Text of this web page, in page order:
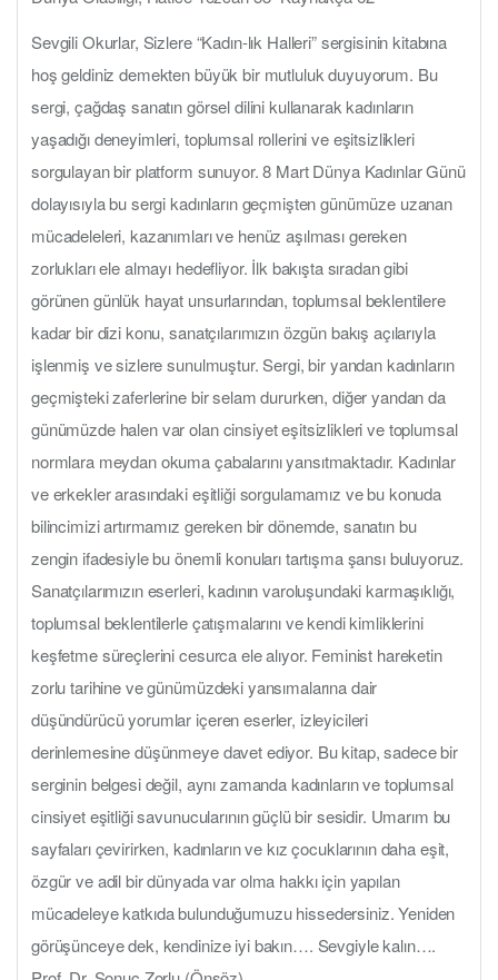
Sevgili Okurlar, Sizlere “Kadın-lık Halleri” sergisinin kitabına
hoş geldiniz demekten büyük bir mutluluk duyuyorum. Bu
sergi, çağdaş sanatın görsel dilini kullanarak kadınların
yaşadığı deneyimleri, toplumsal rollerini ve eşitsizlikleri
sorgulayan bir platform sunuyor. 8 Mart Dünya Kadınlar Günü
dolayısıyla bu sergi kadınların geçmişten günümüze uzanan
mücadeleleri, kazanımları ve henüz aşılması gereken
zorlukları ele almayı hedefliyor. İlk bakışta sıradan gibi
görünen günlük hayat unsurlarından, toplumsal beklentilere
kadar bir dizi konu, sanatçılarımızın özgün bakış açılarıyla
işlenmiş ve sizlere sunulmuştur. Sergi, bir yandan kadınların
geçmişteki zaferlerine bir selam dururken, diğer yandan da
günümüzde halen var olan cinsiyet eşitsizlikleri ve toplumsal
normlara meydan okuma çabalarını yansıtmaktadır. Kadınlar
ve erkekler arasındaki eşitliği sorgulamamız ve bu konuda
bilincimizi artırmamız gereken bir dönemde, sanatın bu
zengin ifadesiyle bu önemli konuları tartışma şansı buluyoruz.
Sanatçılarımızın eserleri, kadının varoluşundaki karmaşıklığı,
toplumsal beklentilerle çatışmalarını ve kendi kimliklerini
keşfetme süreçlerini cesurca ele alıyor. Feminist hareketin
zorlu tarihine ve günümüzdeki yansımalarına dair
düşündürücü yorumlar içeren eserler, izleyicileri
derinlemesine düşünmeye davet ediyor. Bu kitap, sadece bir
serginin belgesi değil, aynı zamanda kadınların ve toplumsal
cinsiyet eşitliği savunucularının güçlü bir sesidir. Umarım bu
sayfaları çevirirken, kadınların ve kız çocuklarının daha eşit,
özgür ve adil bir dünyada var olma hakkı için yapılan
mücadeleye katkıda bulunduğumuzu hissedersiniz. Yeniden
görüşünceye dek, kendinize iyi bakın…. Sevgiyle kalın….